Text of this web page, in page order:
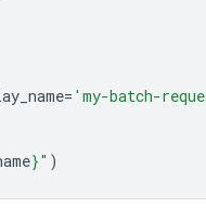
= 'my-batch-
}" )